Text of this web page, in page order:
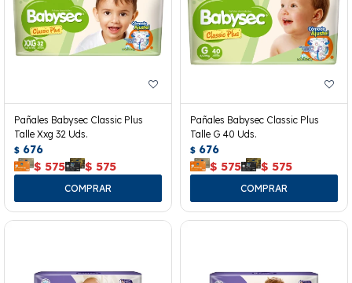
Pañales Babysec Classic Plus
Talle Xxg 32 Uds.
$ 676
$ 575 $ 575
Pañales Babysec Classic Plus
Talle G 40 Uds.
$ 676
$ 575 $ 575